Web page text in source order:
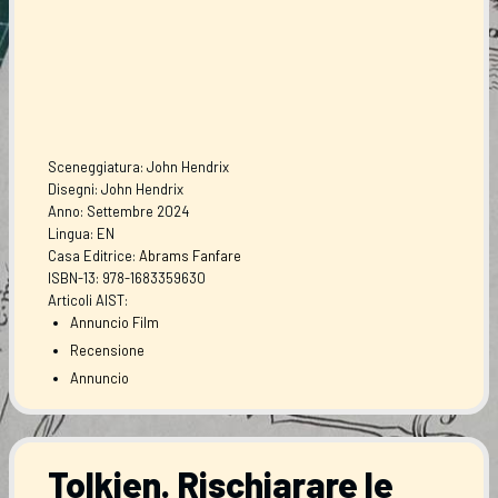
Sceneggiatura: John Hendrix
Disegni: John Hendrix
Anno: Settembre 2024
Lingua: EN
Casa Editrice: Abrams Fanfare
ISBN-13: 978-1683359630
Articoli AIST:
Annuncio Film
Recensione
Annuncio
Tolkien. Rischiarare le